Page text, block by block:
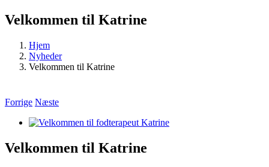
Velkommen til Katrine
Hjem
Nyheder
Velkommen til Katrine
Forrige Næste
Se
Velkommen til Katrine